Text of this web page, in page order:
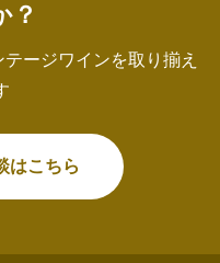
？
ージワインを取り揃え
はこちら